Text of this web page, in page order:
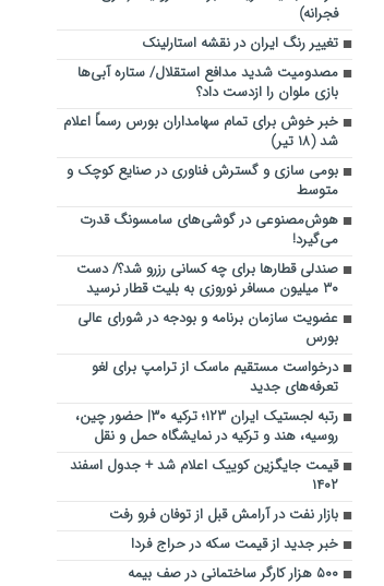
فجرانه)
تغییر رنگ ایران در نقشه استارلینک
مصدومیت شدید مدافع استقلال/ ستاره آبی‌ها
بازی ملوان را ازدست داد؟
خبر خوش برای تمام سهامداران بورس رسماً اعلام
شد (۱۸ تیر)
بومی سازی و گسترش فناوری در صنایع کوچک و
متوسط
هوش‌مصنوعی در گوشی‌های سامسونگ قدرت
می‌گیرد!
صندلی قطارها برای چه کسانی رزرو شد؟/ دست
۳۰ میلیون مسافر نوروزی به بلیت قطار نرسید
عضویت سازمان برنامه و بودجه در شورای عالی
بورس
درخواست مستقیم ماسک از ترامپ برای لغو
تعرفه‌های جدید
رتبه لجستیک ایران ۱۲۳؛ ترکیه ۳۰| حضور چین،
روسیه، هند و ترکیه در نمایشگاه حمل و نقل
قیمت جایگزین کوییک اعلام شد + جدول اسفند
۱۴۰۲
بازار نفت در آرامش قبل از توفان فرو رفت
خبر جدید از قیمت سکه در حراج فردا
۵۰۰ هزار کارگر ساختمانی در صف بیمه